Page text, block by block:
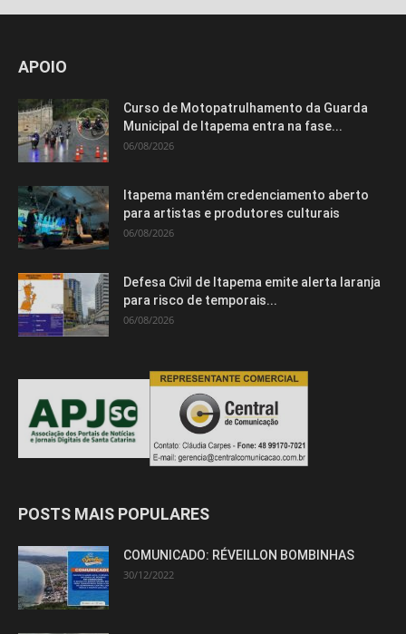
APOIO
Curso de Motopatrulhamento da Guarda
Municipal de Itapema entra na fase...
06/08/2026
Itapema mantém credenciamento aberto
para artistas e produtores culturais
06/08/2026
Defesa Civil de Itapema emite alerta laranja
para risco de temporais...
06/08/2026
POSTS MAIS POPULARES
COMUNICADO: RÉVEILLON BOMBINHAS
30/12/2022